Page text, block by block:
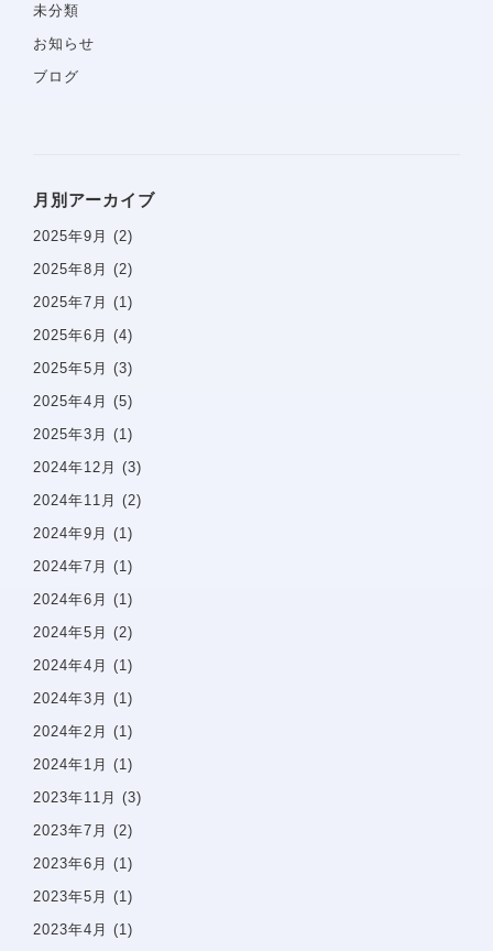
当院について
一般歯科案内
矯正治療案内
未分類
お知らせ
ブログ
月別アーカイブ
2025年9月 (2)
2025年8月 (2)
2025年7月 (1)
2025年6月 (4)
2025年5月 (3)
2025年4月 (5)
2025年3月 (1)
2024年12月 (3)
2024年11月 (2)
2024年9月 (1)
2024年7月 (1)
2024年6月 (1)
2024年5月 (2)
2024年4月 (1)
2024年3月 (1)
2024年2月 (1)
2024年1月 (1)
2023年11月 (3)
2023年7月 (2)
2023年6月 (1)
2023年5月 (1)
2023年4月 (1)